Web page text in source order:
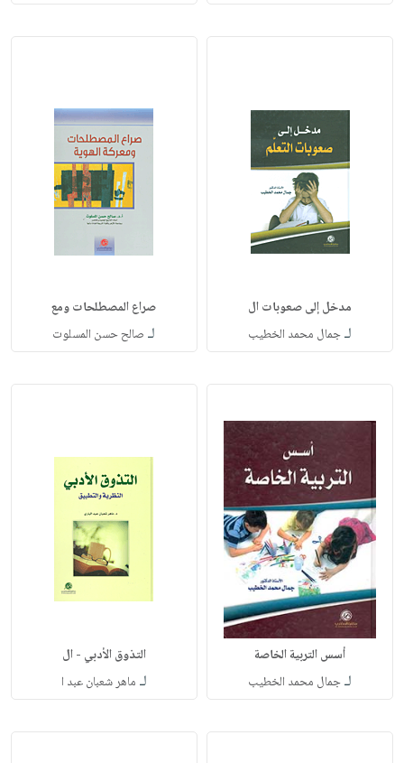
مدخل إلى صعوبات ال
لـجمال محمد الخطيب
صراع المصطلحات ومع
لـ صالح حسن المسلوت
أسس التربية الخاصة
لـجمال محمد الخطيب
التذوق الأدبي - ال
لـ ماهر شعبان عبد ا